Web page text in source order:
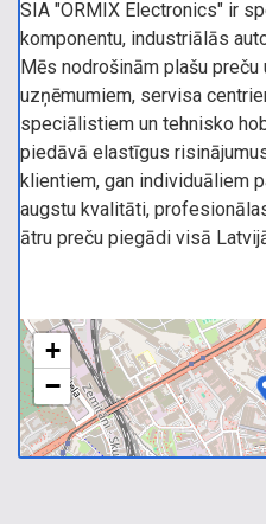
SIA "ORMIX Electronics" ir
komponentu, industriālās
Mēs nodrošinām plašu
uzņēmumiem, servisa
speciālistiem un tehnisko
piedāvā elastīgus
klientiem, gan individuāliem
augstu kvalitāti,
ātru preču piegādi visā
+
−